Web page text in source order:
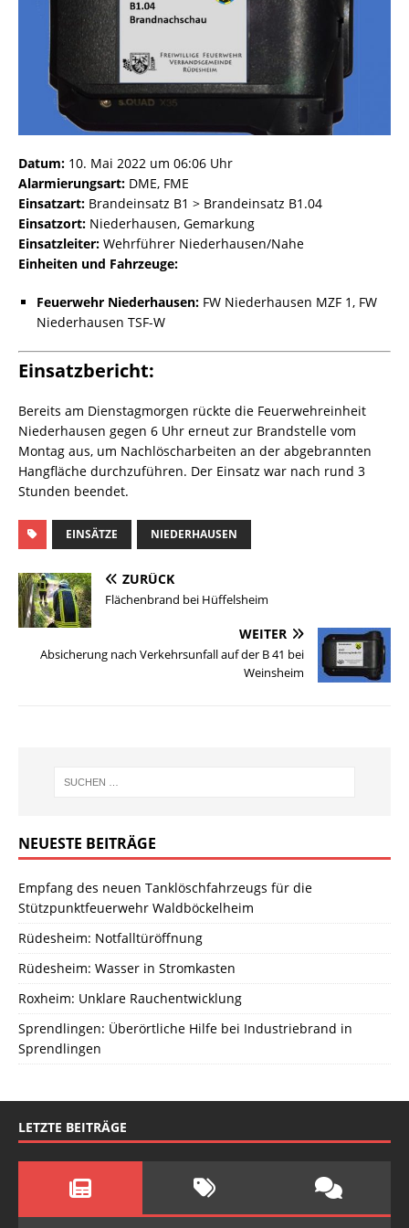
Datum: 10. Mai 2022 um 06:06 Uhr
Alarmierungsart: DME, FME
Einsatzart: Brandeinsatz B1 > Brandeinsatz B1.04
Einsatzort: Niederhausen, Gemarkung
Einsatzleiter: Wehrführer Niederhausen/Nahe
Einheiten und Fahrzeuge:
Feuerwehr Niederhausen: FW Niederhausen MZF 1, FW
Niederhausen TSF-W
Einsatzbericht:
Bereits am Dienstagmorgen rückte die Feuerwehreinheit
Niederhausen gegen 6 Uhr erneut zur Brandstelle vom
Montag aus, um Nachlöscharbeiten an der abgebrannten
Hangfläche durchzuführen. Der Einsatz war nach rund 3
Stunden beendet.
EINSÄTZE NIEDERHAUSEN
ZURÜCK
Flächenbrand bei Hüffelsheim
WEITER
Absicherung nach Verkehrsunfall auf der B 41 bei
Weinsheim
NEUESTE BEITRÄGE
Empfang des neuen Tanklöschfahrzeugs für die
Stützpunktfeuerwehr Waldböckelheim
Rüdesheim: Notfalltüröffnung
Rüdesheim: Wasser in Stromkasten
Roxheim: Unklare Rauchentwicklung
Sprendlingen: Überörtliche Hilfe bei Industriebrand in
Sprendlingen
LETZTE BEITRÄGE